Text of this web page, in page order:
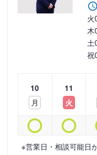
火
木
土
祝
10
月
11
火
※営業日・相談可能日